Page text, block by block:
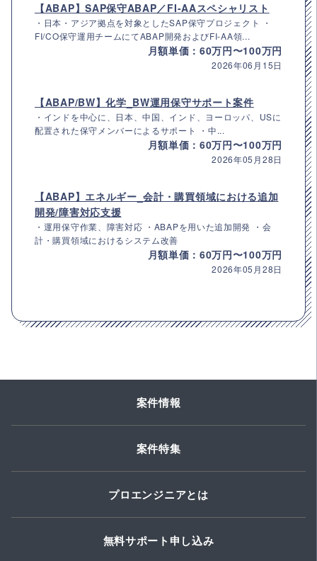
【ABAP】SAP保守ABAP／FI-AAスペシャリスト
・日本・アジア拠点を対象としたSAP保守プロジェクト ・
FI/CO保守運用チームにてABAP開発およびFI-AA領...
月額単価：60万円〜100万円
2026年06月15日
【ABAP/BW】化学_BW運用保守サポート案件
・インドを中心に、日本、中国、インド、ヨーロッパ、USに
配置された保守メンバーによるサポート ・中...
月額単価：60万円〜100万円
2026年05月28日
【ABAP】エネルギー_会計・購買領域における追加
開発/障害対応支援
・運用保守作業、障害対応 ・ABAPを用いた追加開発 ・会
計・購買領域におけるシステム改善
月額単価：60万円〜100万円
2026年05月28日
案件情報
案件特集
プロエンジニアとは
無料サポート申し込み